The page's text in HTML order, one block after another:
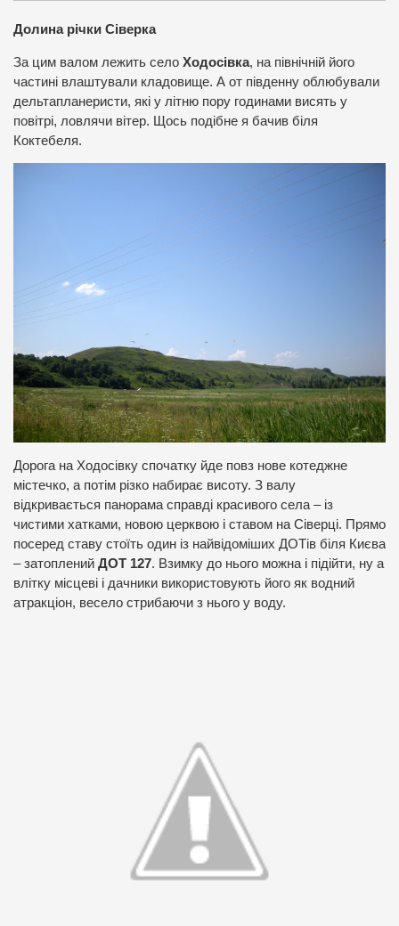
Долина річки Сіверка
За цим валом лежить село Ходосівка, на північній його
частині влаштували кладовище. А от південну облюбували
дельтапланеристи, які у літню пору годинами висять у
повітрі, ловлячи вітер. Щось подібне я бачив біля
Коктебеля.
Дорога на Ходосівку спочатку йде повз нове котеджне
містечко, а потім різко набирає висоту. З валу
відкривається панорама справді красивого села – із
чистими хатками, новою церквою і ставом на Сіверці. Прямо
посеред ставу стоїть один із найвідоміших ДОТів біля Києва
– затоплений ДОТ 127. Взимку до нього можна і підійти, ну а
влітку місцеві і дачники використовують його як водний
атракціон, весело стрибаючи з нього у воду.